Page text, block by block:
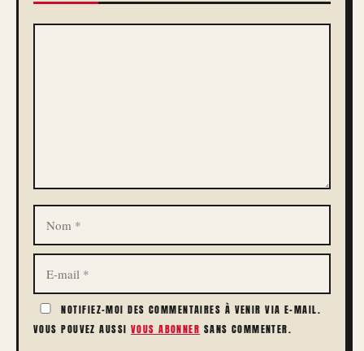
COMMENTAIRE
NOM
E-
MAIL
NOTIFIEZ-MOI DES COMMENTAIRES À VENIR VIA E-MAIL.
VOUS POUVEZ AUSSI VOUS ABONNER SANS COMMENTER.